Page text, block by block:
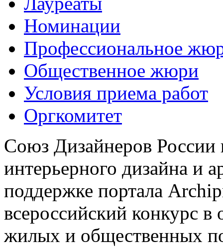
Номинации
Профессиональное
Общественное жюри
Условия приема работ
Оргкомитет
Союз Дизайнеров России
интерьерного дизайна и
поддержке портала
всероссийский конкурс в
жилых и общественных